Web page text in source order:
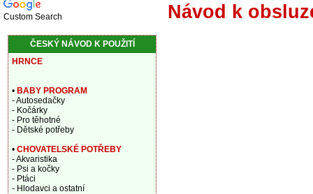
Návod k
Custom Search
ČESKÝ NÁVOD K POUŽITÍ
HRNCE
• BABY PROGRAM
- Autosedačky
- Kočárky
- Pro těhotné
- Dětské potřeby
• CHOVATELSKÉ POTŘEBY
- Akvaristika
- Psi a kočky
- Ptáci
- Hlodavci a ostatní